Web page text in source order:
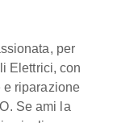
per
Elettrici, con
e riparazione
Se ami la